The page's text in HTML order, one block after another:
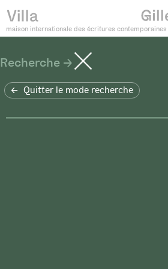
maison internationale des écritures contemporaines
Recherche
Quitter le mode recherche